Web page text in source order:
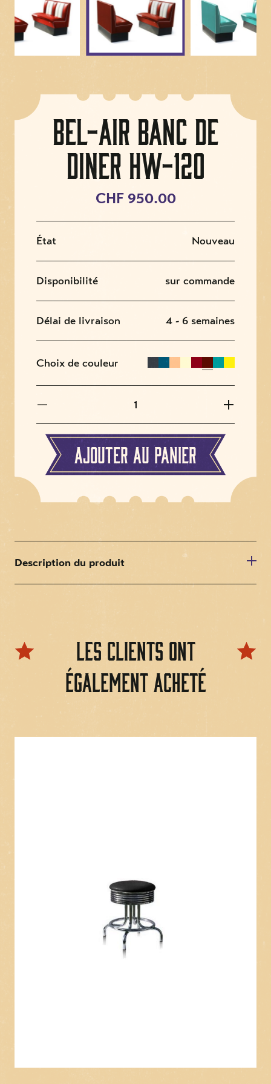
Bel-Air Banc de
Diner HW-120
CHF 950.00
État Nouveau
Disponibilité sur commande
Délai de livraison 4 - 6 semaines
Choix de couleur
Ajouter au panier
Description du produit
rembourrage en similicuir disponible en 8 couleurs
Longueur 120 cm
Hauteur d'assise 48 cm
Profondeur 59 cm
Les clients ont
également acheté